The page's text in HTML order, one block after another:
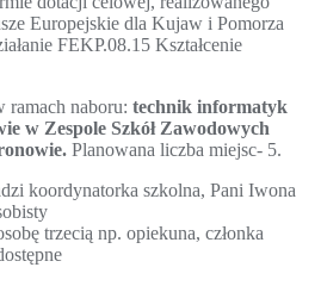
Europejskie dla Kujaw i Pomorza
FEKP.08.15 Kształcenie
ramach naboru: technik informatyk
w Zespole Szkół Zawodowych
Planowana liczba miejsc- 5.
koordynatorka szkolna, Pani Iwona
trzecią np. opiekuna, członka